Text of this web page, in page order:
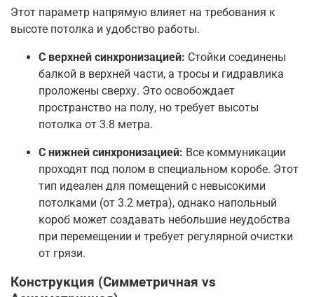
Этот параметр напрямую влияет на требования к
высоте потолка и удобство работы.
С верхней синхронизацией: Стойки соединены
балкой в верхней части, а тросы и гидравлика
проложены сверху. Это освобождает
пространство на полу, но требует высоты
потолка от 3.8 метра.
С нижней синхронизацией: Все коммуникации
проходят под полом в специальном коробе. Этот
тип идеален для помещений с невысокими
потолками (от 3.2 метра), однако напольный
короб может создавать небольшие неудобства
при перемещении и требует регулярной очистки
от грязи.
Конструкция (Симметричная vs